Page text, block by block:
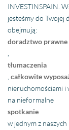
INVESTINSPAIN.
jesteśmy do Twojej
obejmują:
doradztwo
,
tłumaczenia
,całkowite
nieruchomościami i
na nieformalne
spotkanie
w jednym z